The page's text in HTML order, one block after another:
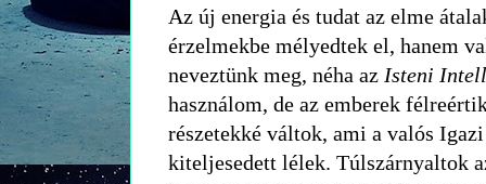
Az új energia és tudat az elme
érzelmekbe mélyedtek el, hanem
neveztünk meg, néha az Isteni
használom, de az emberek
részetekké váltok, ami a valós
kiteljesedett lélek. Túlszárnyaltok